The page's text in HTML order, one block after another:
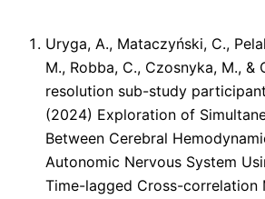
Uryga, A., Mataczyński, C.,
M., Robba, C., Czosnyka, M., &
resolution sub-study
(2024) Exploration of
Between Cerebral
Autonomic Nervous System
Time-lagged Cross-correlation